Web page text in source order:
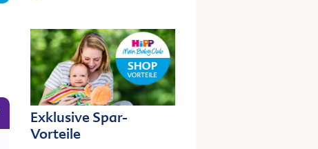
Exklusive Spar-
Vorteile